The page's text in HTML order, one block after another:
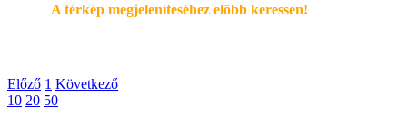
A térkép megjelenítéséhez elöbb keressen!
Előző 1 Következő
10 20 50